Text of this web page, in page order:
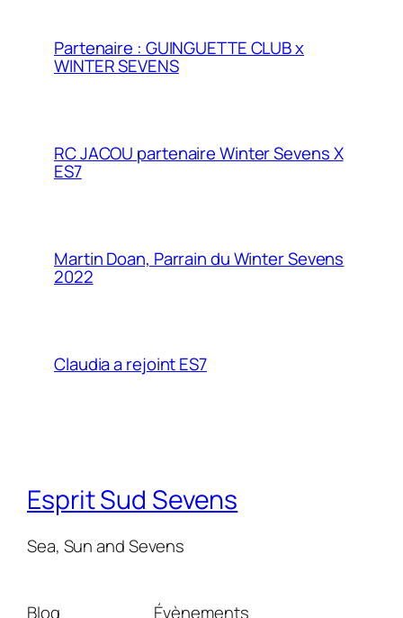
Partenaire : GUINGUETTE CLUB x
WINTER SEVENS
RC JACOU partenaire Winter Sevens X
ES7
Martin Doan, Parrain du Winter Sevens
2022
Claudia a rejoint ES7
Esprit Sud Sevens
Sea, Sun and Sevens
Blog Évènements